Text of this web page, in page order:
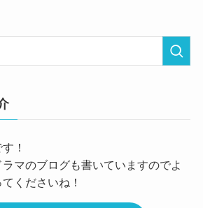
！
マのブログも書いていますのでよ
くださいね！